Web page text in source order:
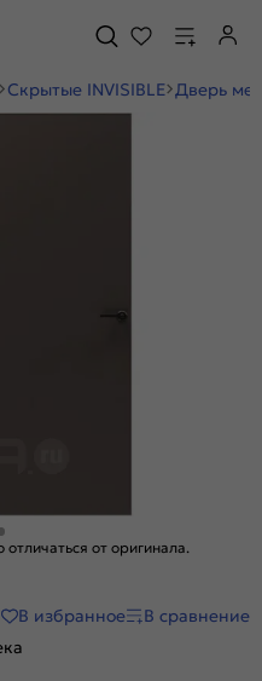
Скрытые INVISIBLE Дверь
от оригинала.
В избранное
В сравнение